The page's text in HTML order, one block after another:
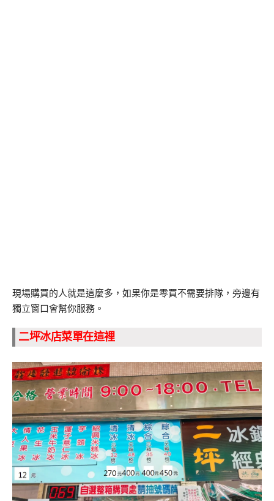
現場購買的人就是這麼多，如果你是零買不需要排隊，旁邊有
獨立窗口會幫你服務。
二坪冰店菜單在這裡